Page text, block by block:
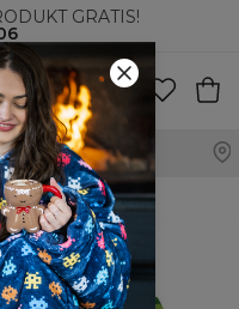
GRATIS!
I DO PACZKOMATÓW